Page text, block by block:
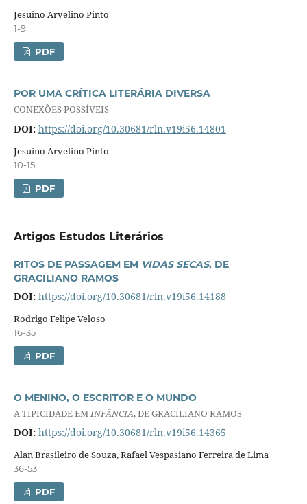
Jesuino Arvelino Pinto
1-9
PDF
POR UMA CRÍTICA LITERÁRIA DIVERSA
CONEXÕES POSSÍVEIS
DOI: https://doi.org/10.30681/rln.v19i56.14801
Jesuino Arvelino Pinto
10-15
PDF
Artigos Estudos Literários
RITOS DE PASSAGEM EM VIDAS SECAS, DE
GRACILIANO RAMOS
DOI: https://doi.org/10.30681/rln.v19i56.14188
Rodrigo Felipe Veloso
16-35
PDF
O MENINO, O ESCRITOR E O MUNDO
A TIPICIDADE EMINFÂNCIA, DE GRACILIANO RAMOS
DOI: https://doi.org/10.30681/rln.v19i56.14365
Alan Brasileiro de Souza, Rafael Vespasiano Ferreira de Lima
36-53
PDF